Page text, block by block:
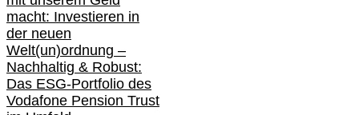
macht: Investieren in
der neuen
Welt(un)ordnung –
Nachhaltig & Robust:
Das ESG-Portfolio des
Vodafone Pension Trust